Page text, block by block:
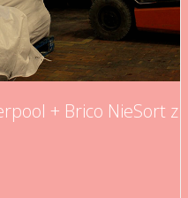
+ Brico NieSort z